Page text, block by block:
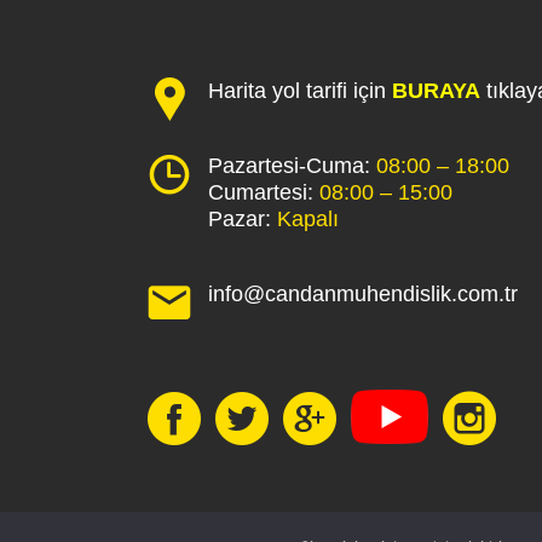
Harita yol tarifi için BURAYA
Pazartesi-Cuma: 08:00 – 18:00
Cumartesi: 08:00 – 15:00
Pazar: Kapalı
info@candanmuhendislik.com.tr